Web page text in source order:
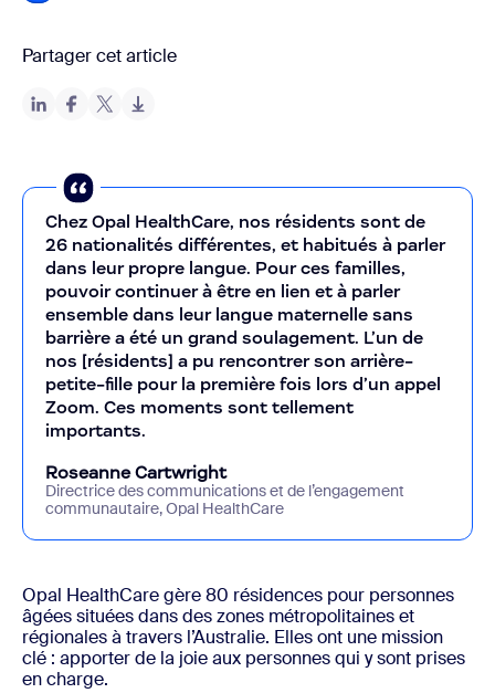
Partager cet article
Chez Opal HealthCare, nos résidents sont de
26 nationalités différentes, et habitués à parler
dans leur propre langue. Pour ces familles,
pouvoir continuer à être en lien et à parler
ensemble dans leur langue maternelle sans
barrière a été un grand soulagement. L’un de
nos [résidents] a pu rencontrer son arrière-
petite-fille pour la première fois lors d’un appel
Zoom. Ces moments sont tellement
importants.
Roseanne Cartwright
Directrice des communications et de l’engagement
communautaire, Opal HealthCare
Opal HealthCare gère 80 résidences pour personnes
âgées situées dans des zones métropolitaines et
régionales à travers l’Australie. Elles ont une mission
clé : apporter de la joie aux personnes qui y sont prises
en charge.